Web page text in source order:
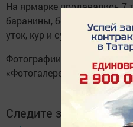
На ярмарке продавались 7
баранины, большое
уток, кур и субпродуктов.
Фотографии с ярмарки
«Фотогалерея»
Следите за самым